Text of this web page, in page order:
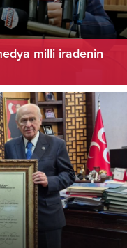
milli iradenin